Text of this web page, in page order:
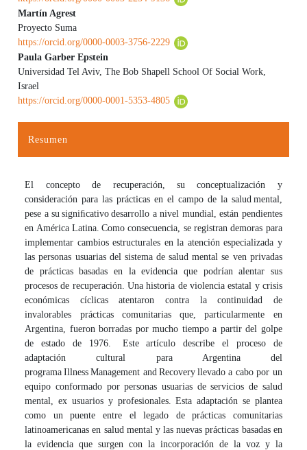
Martín Agrest
Proyecto Suma
https://orcid.org/0000-0003-3756-2229
Paula Garber Epstein
Universidad Tel Aviv, The Bob Shapell School Of Social Work,
Israel
https://orcid.org/0000-0001-5353-4805
Resumen
El concepto de recuperación, su conceptualización y
consideración para las prácticas en el campo de la salud mental,
pese a su signiﬁcativo desarrollo a nivel mundial, están pendientes
en América Latina. Como consecuencia, se registran demoras para
implementar cambios estructurales en la atención especializada y
las personas usuarias del sistema de salud mental se ven privadas
de prácticas basadas en la evidencia que podrían alentar sus
procesos de recuperación. Una historia de violencia estatal y crisis
económicas cíclicas atentaron contra la continuidad de
invalorables prácticas comunitarias que, particularmente en
Argentina, fueron borradas por mucho tiempo a partir del golpe
de estado de 1976. Este artículo describe el proceso de
adaptación cultural para Argentina del
programa Illness Management and Recovery llevado a cabo por un
equipo conformado por personas usuarias de servicios de salud
mental, ex usuarios y profesionales. Esta adaptación se plantea
como un puente entre el legado de prácticas comunitarias
latinoamericanas en salud mental y las nuevas prácticas basadas en
la evidencia que surgen con la incorporación de la voz y la